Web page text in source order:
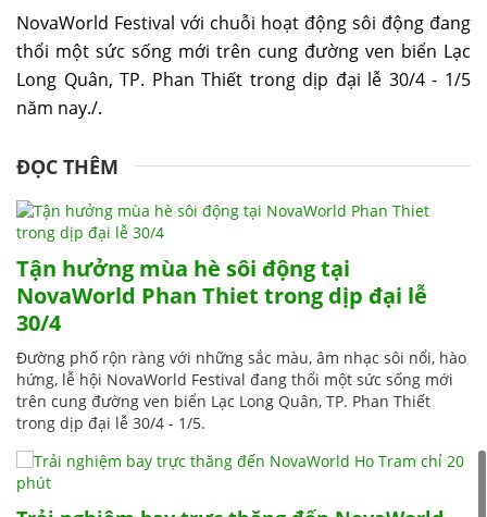
NovaWorld Festival với chuỗi hoạt động sôi động đang
thổi một sức sống mới trên cung đường ven biển Lạc
Long Quân, TP. Phan Thiết trong dịp đại lễ 30/4 - 1/5
năm nay./.
ĐỌC THÊM
Tận hưởng mùa hè sôi động tại
NovaWorld Phan Thiet trong dịp đại lễ
30/4
Đường phố rộn ràng với những sắc màu, âm nhạc sôi nổi, hào
hứng, lễ hội NovaWorld Festival đang thổi một sức sống mới
trên cung đường ven biển Lạc Long Quân, TP. Phan Thiết
trong dịp đại lễ 30/4 - 1/5.